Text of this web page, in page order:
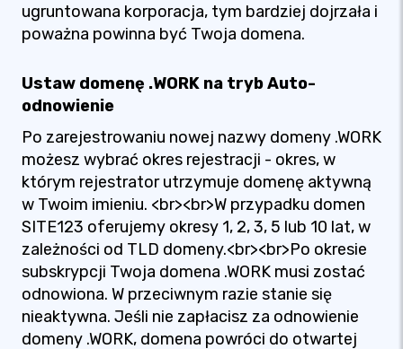
ugruntowana korporacja, tym bardziej dojrzała i
poważna powinna być Twoja domena.
Ustaw domenę .WORK na tryb Auto-
odnowienie
Po zarejestrowaniu nowej nazwy domeny .WORK
możesz wybrać okres rejestracji - okres, w
którym rejestrator utrzymuje domenę aktywną
w Twoim imieniu. <br><br>W przypadku domen
SITE123 oferujemy okresy 1, 2, 3, 5 lub 10 lat, w
zależności od TLD domeny.<br><br>Po okresie
subskrypcji Twoja domena .WORK musi zostać
odnowiona. W przeciwnym razie stanie się
nieaktywna. Jeśli nie zapłacisz za odnowienie
domeny .WORK, domena powróci do otwartej